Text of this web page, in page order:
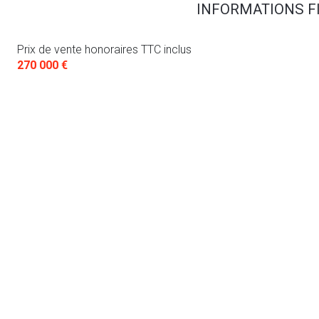
INFORMATIONS
Prix de vente honoraires TTC inclus
270 000 €